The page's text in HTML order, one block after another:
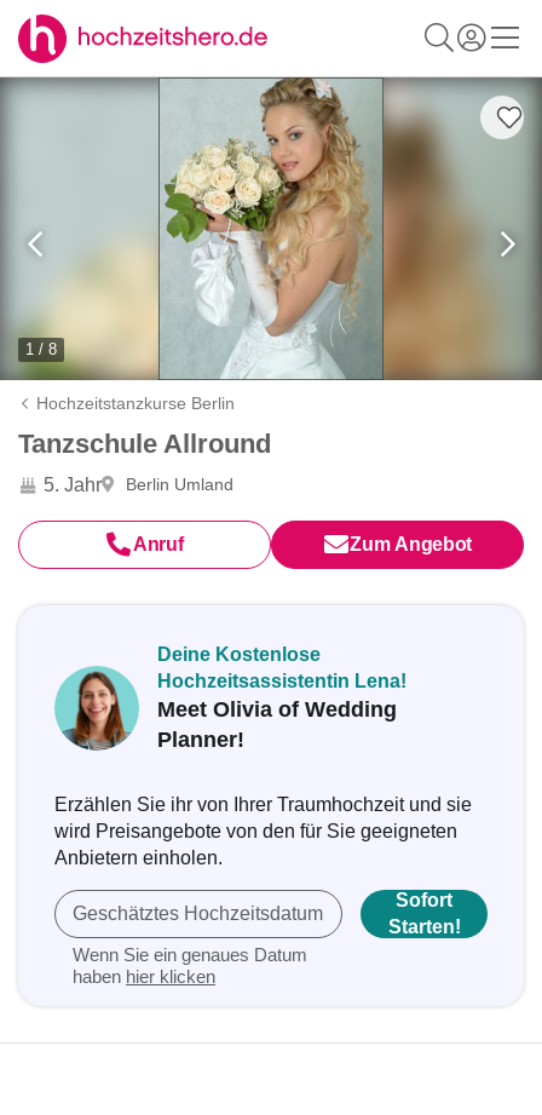
1 / 8
Hochzeitstanzkurse Berlin
Tanzschule Allround
5. Jahr Berlin Umland
Anruf Zum Angebot
Deine Kostenlose
Hochzeitsassistentin Lena!
Meet Olivia of Wedding
Planner!
Erzählen Sie ihr von Ihrer Traumhochzeit und sie
wird Preisangebote von den für Sie geeigneten
Anbietern einholen.
Geschätztes Hochzeitsdatum
Wenn Sie ein genaues Datum
haben hier klicken
Sofort
Starten!